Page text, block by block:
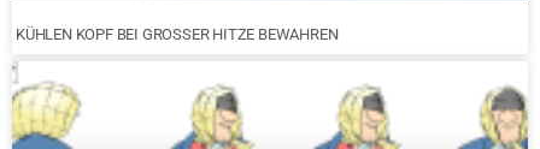
KÜHLEN KOPF BEI GROSSER HITZE BEWAHREN